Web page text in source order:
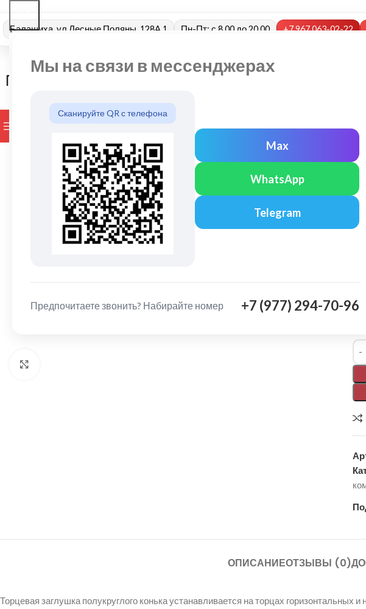
Мы на связи в мессенджерах
Сканируйте QR с телефона
Max
WhatsApp
Telegram
Предпочитаете звонить? Набирайте номер +7 (977) 294-70-96
Балашиха, ул Лесные Поляны, 128А 1 Пн-Пт: с 8.00 до 20.00 +7 967 063-02-22
ПРОСМОТР КАТЕГОРИЙ БРЕНДЫ
ОПИСАНИЕОТЗЫВЫ (0)
Торцевая заглушка полукруглого конька устанавливается на торцах